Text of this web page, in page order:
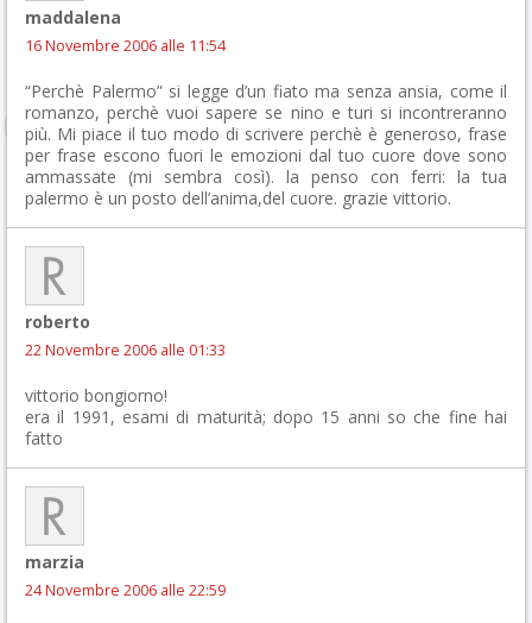
maddalena
16 Novembre 2006 alle 11:54
“Perchè Palermo” si legge d’un fiato ma senza ansia, come il
romanzo, perchè vuoi sapere se nino e turi si incontreranno
più. Mi piace il tuo modo di scrivere perchè è generoso, frase
per frase escono fuori le emozioni dal tuo cuore dove sono
ammassate (mi sembra così). la penso con ferri: la tua
palermo è un posto dell’anima,del cuore. grazie vittorio.
roberto
22 Novembre 2006 alle 01:33
vittorio bongiorno!
era il 1991, esami di maturità; dopo 15 anni so che fine hai
fatto
marzia
24 Novembre 2006 alle 22:59